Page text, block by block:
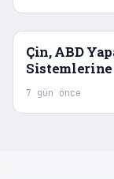
Çin, ABD
7 gün önce